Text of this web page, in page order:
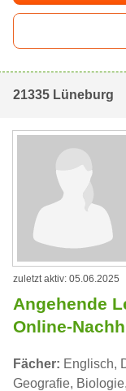
21335 Lüneburg
zuletzt aktiv: 05.06.2025
Angehende
Online-
Fächer: Englisch,
Geografie,